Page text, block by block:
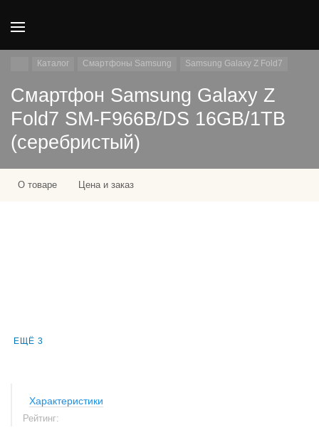
Каталог Смартфоны Samsung Samsung Galaxy Z Fold7
Смартфон Samsung Galaxy Z
Fold7 SM-F966B/DS 16GB/1TB
(серебристый)
О товаре Цена и заказ
ЕЩЁ 3
Характеристики
Рейтинг: